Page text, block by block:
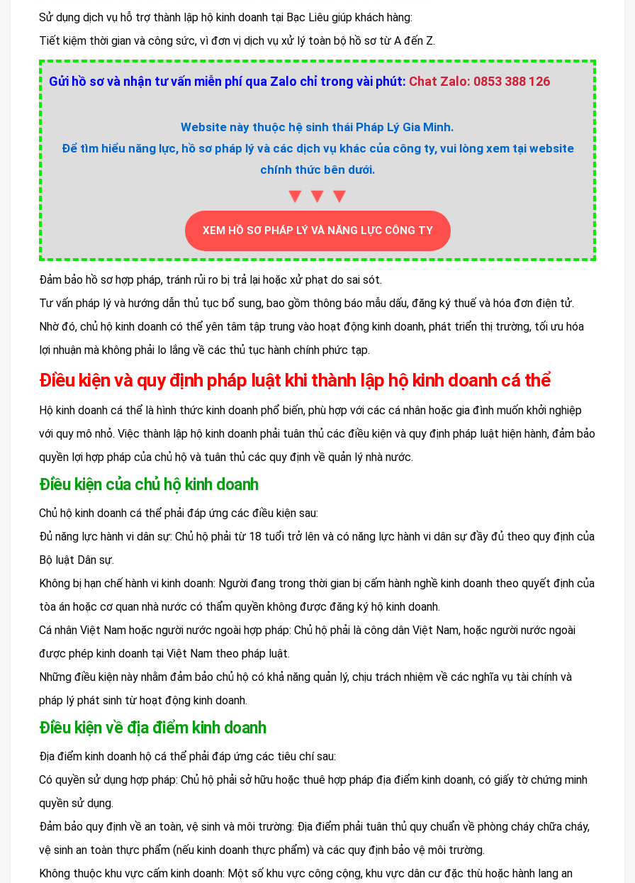
Sử dụng dịch vụ hỗ trợ thành lập hộ kinh doanh tại Bạc Liêu giúp khách hàng:
Tiết kiệm thời gian và công sức, vì đơn vị dịch vụ xử lý toàn bộ hồ sơ từ A đến Z.
Gửi hồ sơ và nhận tư vấn miễn phí qua Zalo chỉ trong vài phút: Chat Zalo: 0853 388 126
Website này thuộc hệ sinh thái Pháp Lý Gia Minh.
Để tìm hiểu năng lực, hồ sơ pháp lý và các dịch vụ khác của công ty, vui lòng xem tại website
chính thức bên dưới.
▼▼▼
XEM HỒ SƠ PHÁP LÝ VÀ NĂNG LỰC CÔNG TY
Đảm bảo hồ sơ hợp pháp, tránh rủi ro bị trả lại hoặc xử phạt do sai sót.
Tư vấn pháp lý và hướng dẫn thủ tục bổ sung, bao gồm thông báo mẫu dấu, đăng ký thuế và hóa đơn điện tử.
Nhờ đó, chủ hộ kinh doanh có thể yên tâm tập trung vào hoạt động kinh doanh, phát triển thị trường, tối ưu hóa
lợi nhuận mà không phải lo lắng về các thủ tục hành chính phức tạp.
Điều kiện và quy định pháp luật khi thành lập hộ kinh doanh cá thể
Hộ kinh doanh cá thể là hình thức kinh doanh phổ biến, phù hợp với các cá nhân hoặc gia đình muốn khởi nghiệp
với quy mô nhỏ. Việc thành lập hộ kinh doanh phải tuân thủ các điều kiện và quy định pháp luật hiện hành, đảm bảo
quyền lợi hợp pháp của chủ hộ và tuân thủ các quy định về quản lý nhà nước.
Điều kiện của chủ hộ kinh doanh
Chủ hộ kinh doanh cá thể phải đáp ứng các điều kiện sau:
Đủ năng lực hành vi dân sự: Chủ hộ phải từ 18 tuổi trở lên và có năng lực hành vi dân sự đầy đủ theo quy định của
Bộ luật Dân sự.
Không bị hạn chế hành vi kinh doanh: Người đang trong thời gian bị cấm hành nghề kinh doanh theo quyết định của
tòa án hoặc cơ quan nhà nước có thẩm quyền không được đăng ký hộ kinh doanh.
Cá nhân Việt Nam hoặc người nước ngoài hợp pháp: Chủ hộ phải là công dân Việt Nam, hoặc người nước ngoài
được phép kinh doanh tại Việt Nam theo pháp luật.
Những điều kiện này nhằm đảm bảo chủ hộ có khả năng quản lý, chịu trách nhiệm về các nghĩa vụ tài chính và
pháp lý phát sinh từ hoạt động kinh doanh.
Điều kiện về địa điểm kinh doanh
Địa điểm kinh doanh hộ cá thể phải đáp ứng các tiêu chí sau:
Có quyền sử dụng hợp pháp: Chủ hộ phải sở hữu hoặc thuê hợp pháp địa điểm kinh doanh, có giấy tờ chứng minh
quyền sử dụng.
Đảm bảo quy định về an toàn, vệ sinh và môi trường: Địa điểm phải tuân thủ quy chuẩn về phòng cháy chữa cháy,
vệ sinh an toàn thực phẩm (nếu kinh doanh thực phẩm) và các quy định bảo vệ môi trường.
Không thuộc khu vực cấm kinh doanh: Một số khu vực công cộng, khu vực dân cư đặc thù hoặc hành lang an